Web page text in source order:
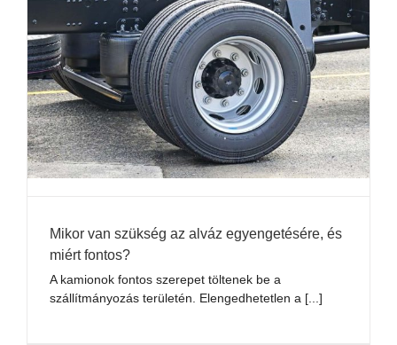
Mikor van szükség az alváz egyengetésére, és
miért fontos?
A kamionok fontos szerepet töltenek be a
szállítmányozás területén. Elengedhetetlen a [...]